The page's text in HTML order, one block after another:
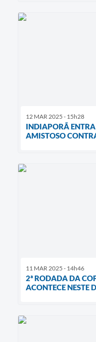
12 MAR 2025 - 15h28
INDIAPORÃ
AMISTOSO
11 MAR 2025 - 14h46
2ª RODADA DA
ACONTECE